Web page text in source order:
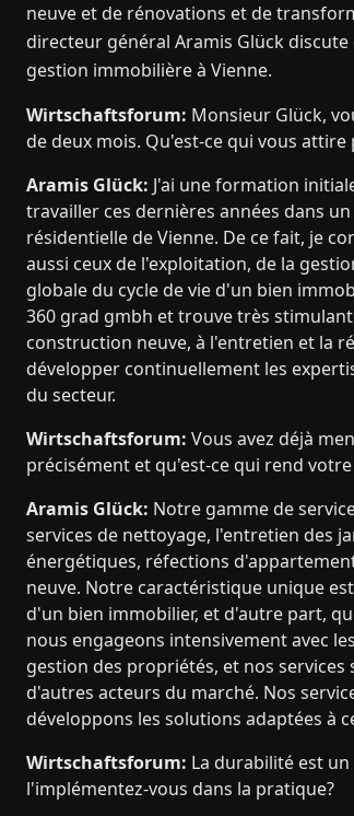
neuve et de rénovations et de
directeur général Aramis Glück
gestion immobilière à Vienne.
Wirtschaftsforum: Monsieur Glück,
de deux mois. Qu'est-ce qui vous
Aramis Glück: J'ai une formation
travailler ces dernières années dans
résidentielle de Vienne. De ce fait, je
aussi ceux de l'exploitation, de la
globale du cycle de vie d'un bien
360 grad gmbh et trouve très
construction neuve, à l'entretien et la
développer continuellement les
du secteur.
Wirtschaftsforum: Vous avez déjà
précisément et qu'est-ce qui rend
Aramis Glück: Notre gamme de
services de nettoyage, l'entretien des
énergétiques, réfections
neuve. Notre caractéristique unique
d'un bien immobilier, et d'autre part,
nous engageons intensivement avec
gestion des propriétés, et nos
d'autres acteurs du marché. Nos
développons les solutions adaptées à
Wirtschaftsforum: La durabilité est
l'implémentez-vous dans la pratique?